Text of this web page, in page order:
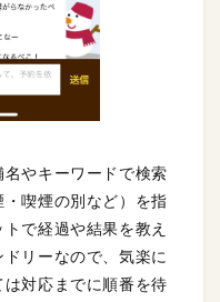
やキーワードで検索
喫煙の別など）を指
で経過や結果を教え
リーなので、気楽に
対応までに順番を待